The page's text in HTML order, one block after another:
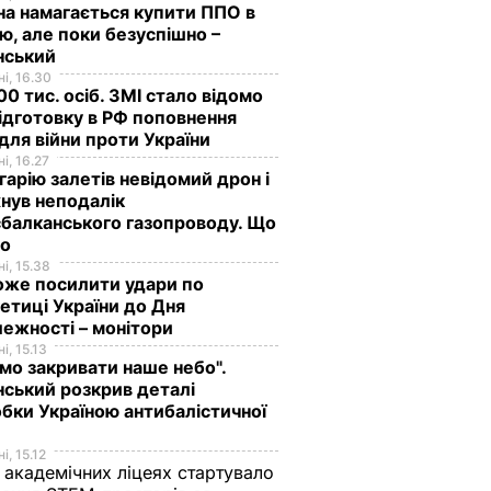
про Кулеба пояснив,
насправді
причепився до
костюма
Зеленського
8 серпня, 07.07СВІТ
намагається купити ППО в
але поки безуспішно –
16.30
тис. осіб. ЗМІ стало відомо
в РФ поповнення
війни проти України
16.27
залетів невідомий дрон і
неподалік
газопроводу. Що
15.38
посилити удари по
України до Дня
– монітори
15.13
закривати наше небо".
розкрив деталі
Україною антибалістичної
15.12
ліцеях стартувало